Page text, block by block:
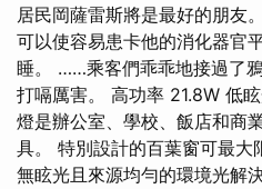
居民岡薩雷斯將是最好的朋友
可以使容易患卡他的消化器官
睡。 ……乘客們乖乖地接過了
打嗝厲害。 高功率 21.8W 低
燈是辦公室、學校、飯店和商
具。 特別設計的百葉窗可最大
無眩光且來源均勻的環境光解